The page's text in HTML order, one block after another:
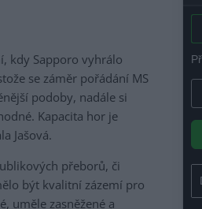
kdy Sapporo vyhrálo
se záměr pořádání MS
podoby, nadále si
Kapacita hor je
Jašová.
přeborů, či
být kvalitní zázemí pro
uměle zasněžené a